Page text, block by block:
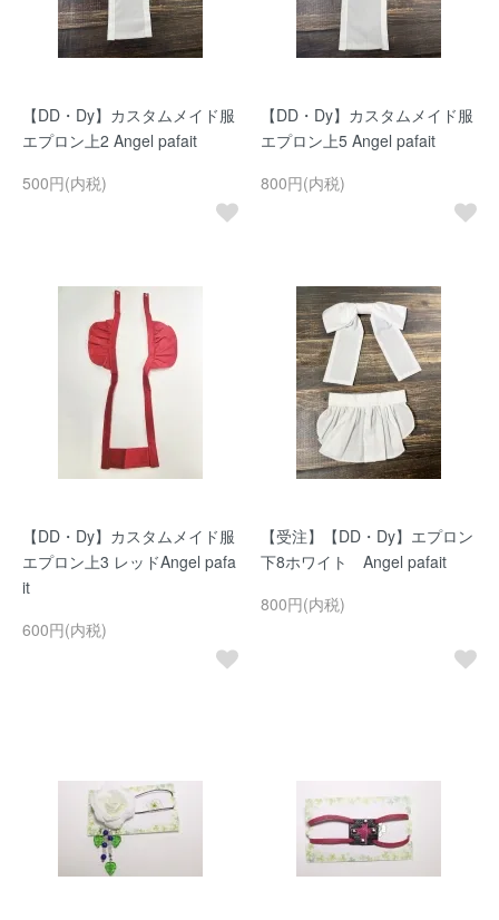
【DD・Dy】カスタムメイド服
エプロン上2 Angel pafait
500円(内税)
【DD・Dy】カスタムメイド服
エプロン上5 Angel pafait
800円(内税)
【DD・Dy】カスタムメイド服
エプロン上3 レッドAngel pafa
it
600円(内税)
【受注】【DD・Dy】エプロン
下8ホワイト Angel pafait
800円(内税)